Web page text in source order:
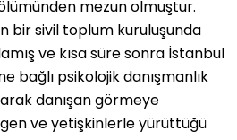
mezun olmuştur.
bir sivil toplum kuruluşunda
ve kısa süre sonra İstanbul
bağlı psikolojik danışmanlık
danışan görmeye
ve yetişkinlerle yürüttüğü